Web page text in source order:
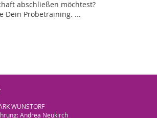
abschließen möchtest?
Dein Probetraining. ...
WUNSTORF
Andrea Neukirch